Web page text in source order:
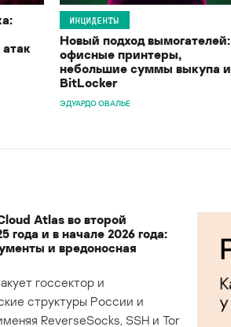
ИНЦИДЕНТЫ
Новый подход вымогателей:
офисные принтеры,
небольшие суммы выкупа и
BitLocker
ЭДУАРДО ОВАЛЬЕ
Atlas во второй
года и в начале 2026 года:
и вредоносная
госсектор и
структуры России и
ReverseSocks, SSH и Tor